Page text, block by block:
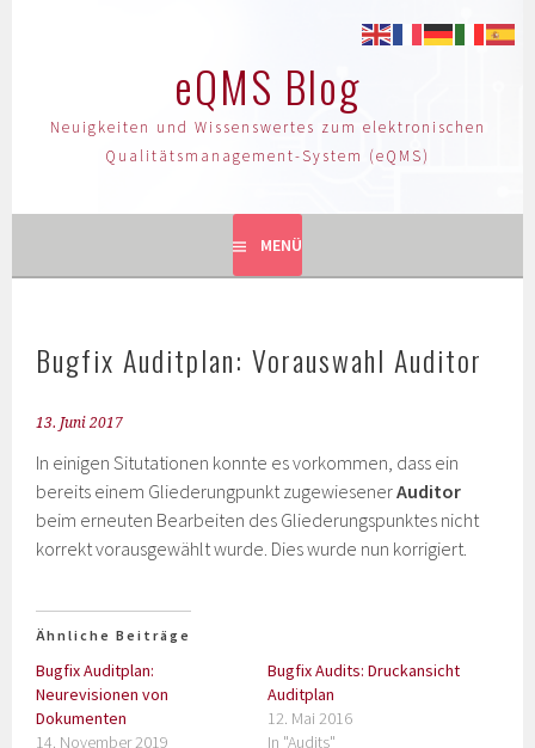
eQMS Blog
Neuigkeiten und Wissenswertes zum elektronischen
Qualitätsmanagement-System (eQMS)
MENÜ
Bugfix Auditplan: Vorauswahl Auditor
13. Juni 2017
In einigen Situtationen konnte es vorkommen, dass ein
bereits einem Gliederungpunkt zugewiesenerAuditor
beim erneuten Bearbeiten des Gliederungspunktes nicht
korrekt vorausgewählt wurde. Dies wurde nun korrigiert.
Ähnliche Beiträge
Bugfix Auditplan:
Neurevisionen von
Dokumenten
14. November 2019
Bugfix Audits: Druckansicht
Auditplan
12. Mai 2016
In "Audits"